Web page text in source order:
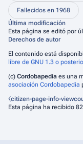
Fallecidos en 1968
Última modificación
Esta página se editó por
Derechos de autor
El contenido está
libre de GNU 1.3 o
(c) Cordobapedia es una
asociación Cordobapedia
⧼citizen-page-info-
Esta página ha recibido